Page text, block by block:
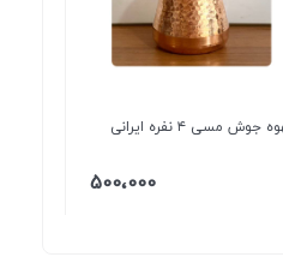
جوش مسی ۴ نفره ایرانی
500،000